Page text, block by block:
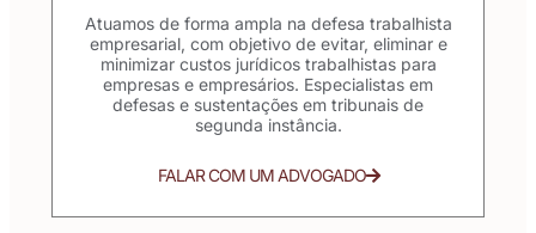
Atuamos de forma ampla na defesa trabalhista
empresarial, com objetivo de evitar, eliminar e
minimizar custos jurídicos trabalhistas para
empresas e empresários. Especialistas em
defesas e sustentações em tribunais de
segunda instância.
FALAR COM UM ADVOGADO